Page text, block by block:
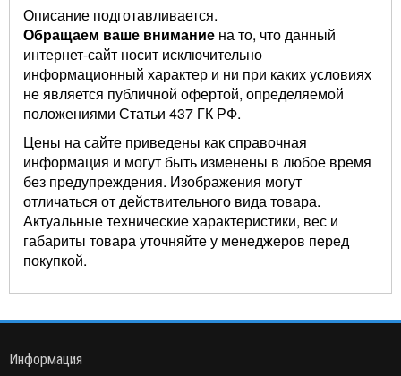
Описание подготавливается.
Обращаем ваше внимание на то, что данный
интернет-сайт носит исключительно
информационный характер и ни при каких условиях
не является публичной офертой, определяемой
положениями Статьи 437 ГК РФ.
Цены на сайте приведены как справочная
информация и могут быть изменены в любое время
без предупреждения. Изображения могут
отличаться от действительного вида товара.
Актуальные технические характеристики, вес и
габариты товара уточняйте у менеджеров перед
покупкой.
Информация